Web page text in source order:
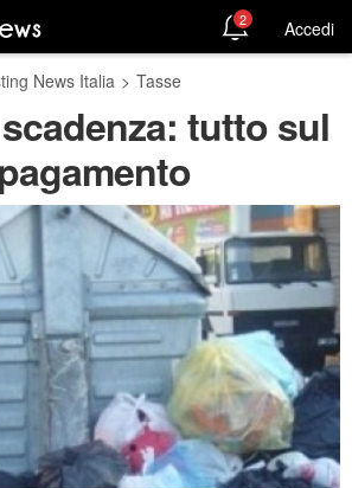
2 Accedi
News Italia > Tasse
tutto sul